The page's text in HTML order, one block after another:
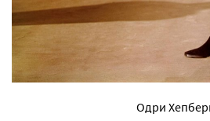
Одри